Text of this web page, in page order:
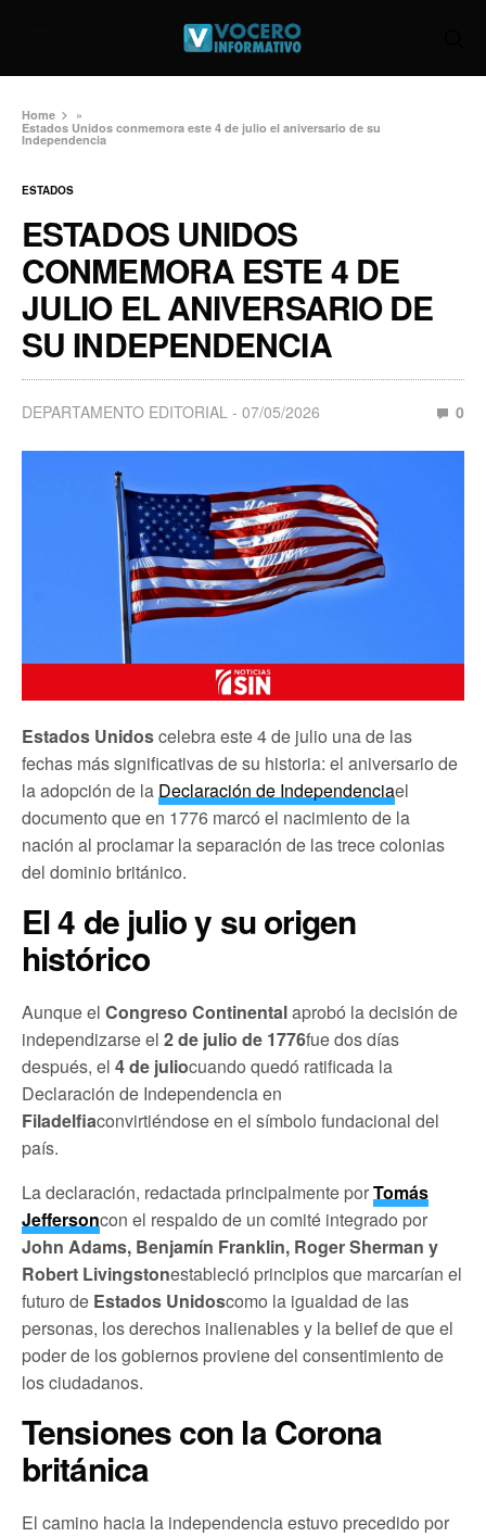
Home
»
Estados Unidos conmemora este 4 de julio el aniversario de su
Independencia
ESTADOS
ESTADOS UNIDOS
CONMEMORA ESTE 4 DE
JULIO EL ANIVERSARIO DE
SU INDEPENDENCIA
DEPARTAMENTO EDITORIAL 07/05/2026 0
Estados Unidoscelebra este 4 de julio una de las
fechas más significativas de su historia: el aniversario de
la adopción de la Declaración de Independenciael
documento que en 1776 marcó el nacimiento de la
nación al proclamar la separación de las trece colonias
del dominio británico.
El 4 de julio y su origen
histórico
Aunque elCongreso Continentalaprobó la decisión de
independizarse el2 de julio de 1776fue dos días
después, el4 de juliocuando quedó ratificada la
Declaración de Independencia en
Filadelfiaconvirtiéndose en el símbolo fundacional del
país.
La declaración, redactada principalmente porTomás
Jeffersoncon el respaldo de un comité integrado por
John Adams, Benjamín Franklin, Roger Sherman y
Robert Livingstonestableció principios que marcarían el
futuro de Estados Unidoscomo la igualdad de las
personas, los derechos inalienables y la belief de que el
poder de los gobiernos proviene del consentimiento de
los ciudadanos.
Tensiones con la Corona
británica
El camino hacia la independencia estuvo precedido por